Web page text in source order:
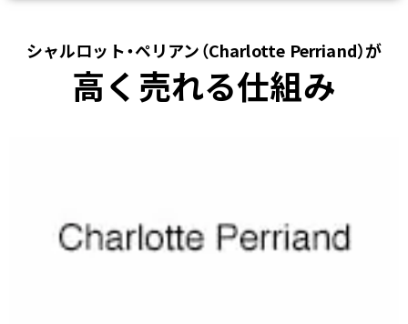
シャルロット・ペリアン（Charlotte Perriand）が
高く売れる仕組み